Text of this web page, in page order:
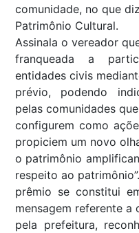
comunidade, no que
Patrimônio Cultural.
Assinala o vereador
franqueada a
entidades civis
prévio, podendo
pelas comunidades que
configurem como
propiciem um novo
o patrimônio
respeito ao
prêmio se constitui
mensagem referente a
pela prefeitura,